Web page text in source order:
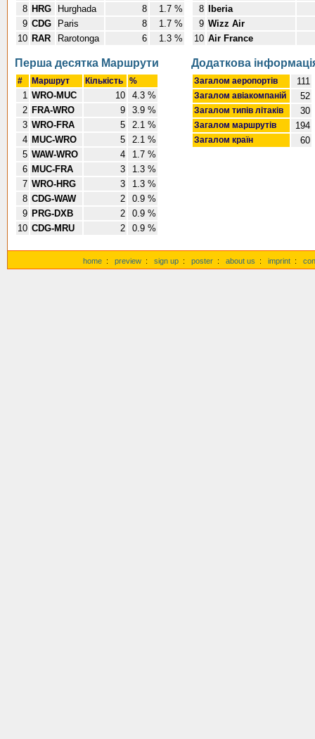
8 HRG Hurghada 8
1.7 %
9 CDG Paris 8
1.7 %
10 RAR Rarotonga 6 1.3 %
8
Iberia
9 Wizz Air
10 Air France
Перша десятка Маршрути
# Маршрут Кількість %
1 WRO-MUC 10
4.3 %
2 FRA-WRO 9
3.9 %
3 WRO-FRA 5
2.1 %
4 MUC-WRO 5
2.1 %
5 WAW-WRO 4
1.7 %
6 MUC-FRA 3
1.3 %
7 WRO-HRG 3
1.3 %
8 CDG-WAW 2
0.9 %
9 PRG-DXB 2
0.9 %
10 CDG-MRU 2 0.9 %
Додаткова
Загалом аеропортів 111
Загалом авіакомпаній 52
Загалом типів літаків 30
Загалом маршрутів 194
Загалом країн 60
home : preview : sign up : poster : about us : imprint :